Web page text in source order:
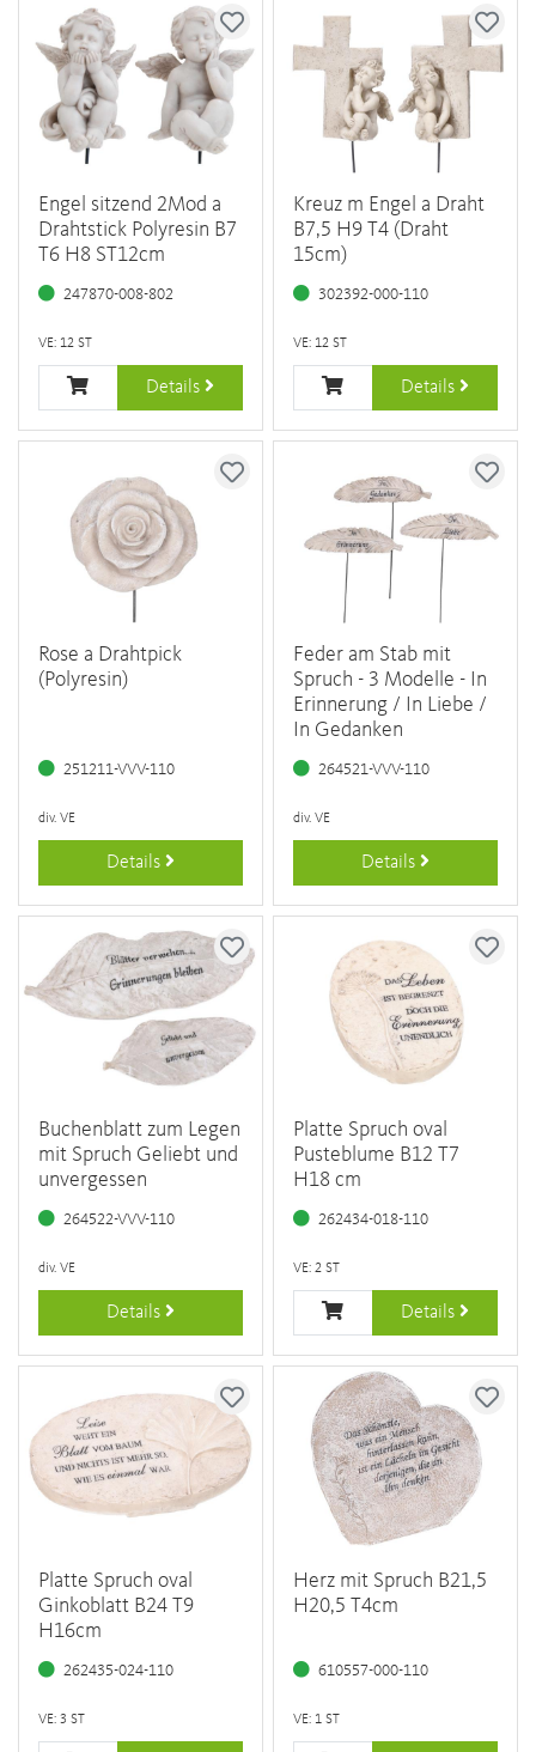
Engel sitzend 2Mod a
Drahtstick Polyresin B7
T6 H8 ST12cm
247870-008-802
VE: 12 ST
Details
Kreuz m Engel a Draht
B7,5 H9 T4 (Draht
15cm)
302392-000-110
VE: 12 ST
Details
Rose a Drahtpick
(Polyresin)
251211-VVV-110
div. VE
Details
Feder am Stab mit
Spruch - 3 Modelle - In
Erinnerung / In Liebe /
In Gedanken
264521-VVV-110
div. VE
Details
Buchenblatt zum Legen
mit Spruch Geliebt und
unvergessen
264522-VVV-110
div. VE
Details
Platte Spruch oval
Pusteblume B12 T7
H18 cm
262434-018-110
VE: 2 ST
Details
Platte Spruch oval
Ginkoblatt B24 T9
H16cm
262435-024-110
VE: 3 ST
Herz mit Spruch B21,5
H20,5 T4cm
610557-000-110
VE: 1 ST